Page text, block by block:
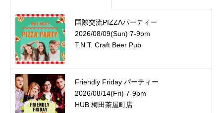
国際交流PIZZAパーティー
2026/08/09(Sun) 7-9pm
T.N.T. Craft Beer Pub
Friendly Friday パーティー
2026/08/14(Fri) 7-9pm
HUB 梅田茶屋町店